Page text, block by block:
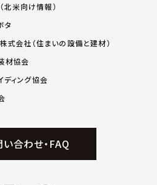
北米向け情報）
タ
式会社（住まいの設備と建材）
材協会
ディング協会
い合わせ・FAQ